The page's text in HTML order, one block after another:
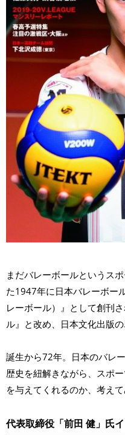
まだバレーボールというス
た1947年に日本バレーボー
レーボール）』として創刊
ル』と改め、日本文化出版
誕生から72年。日本のバレ
歴史を紐解きながら、スポ
を与えてくれるのか、考えて
代表取締役「前田 健」氏